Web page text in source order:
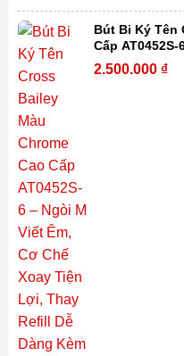
Bút Bi Ký Tên
Cấp
Xoay Tiện Lợi,
2.500.000 ₫